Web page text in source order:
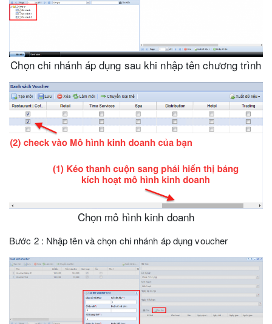
Chọn chi nhánh áp dụng sau khi nhập tên chương trình
Chọn mô hình kinh doanh
Bước 2 : Nhập tên và chọn chi nhánh áp dụng voucher